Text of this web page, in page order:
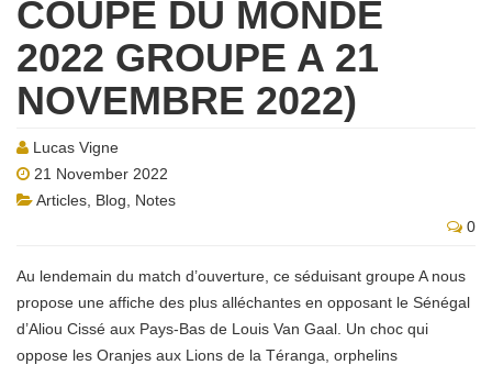
COUPE DU MONDE
2022 GROUPE A 21
NOVEMBRE 2022)
Lucas Vigne
21 November 2022
Articles Blog
Notes
0
Au lendemain du match d’ouverture, ce séduisant groupe A nous
propose une affiche des plus alléchantes en opposant le Sénégal
d’Aliou Cissé aux Pays-Bas de Louis Van Gaal. Un choc qui
oppose les Oranjes aux Lions de la Téranga, orphelins